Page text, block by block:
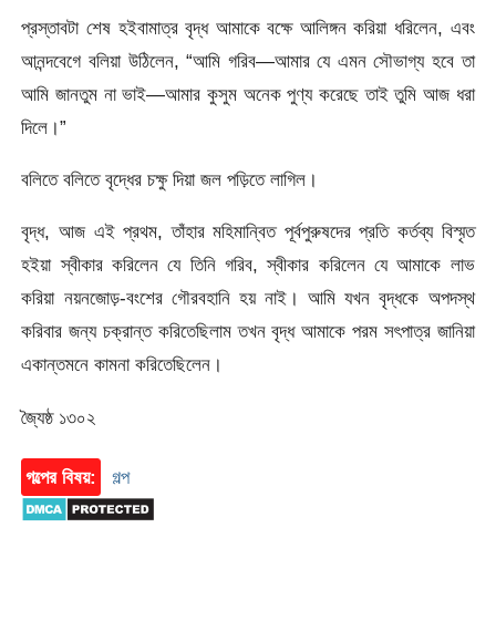
প্রস্তাবটা শেষ হইবামাত্র বৃদ্ধ আমাকে বক্ষে আলিঙ্গন করিয়া ধরিলেন, এবং
আনন্দবেগে বলিয়া উঠিলেন, “আমি গরিব—আমার যে এমন সৌভাগ্য হবে তা
আমি জানতুম না ভাই—আমার কুসুম অনেক পুণ্য করেছে তাই তুমি আজ ধরা
দিলে।”
বলিতে বলিতে বৃদ্ধের চক্ষু দিয়া জল পড়িতে লাগিল।
বৃদ্ধ, আজ এই প্রথম, তাঁহার মহিমান্বিত পূর্বপুরুষদের প্রতি কর্তব্য বিস্মৃত
হইয়া স্বীকার করিলেন যে তিনি গরিব, স্বীকার করিলেন যে আমাকে লাভ
করিয়া নয়নজোড়-বংশের গৌরবহানি হয় নাই। আমি যখন বৃদ্ধকে অপদস্থ
করিবার জন্য চক্রান্ত করিতেছিলাম তখন বৃদ্ধ আমাকে পরম সৎপাত্র জানিয়া
একান্তমনে কামনা করিতেছিলেন।
জ্যৈষ্ঠ ১৩০২
গল্পের বিষয়: গল্প